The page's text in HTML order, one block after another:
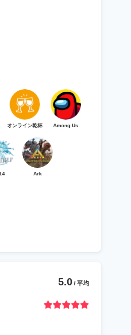
オンライン乾杯 Among Us
Ark
5.0 / 平均